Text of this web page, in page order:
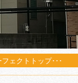
ェクトトップ･･･